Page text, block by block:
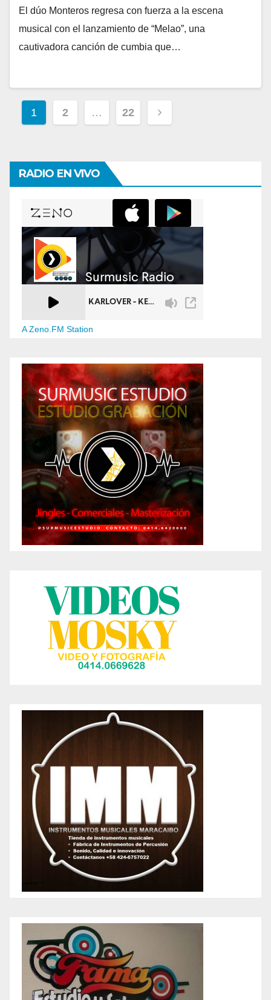
El dúo Monteros regresa con fuerza a la escena
musical con el lanzamiento de “Melao”, una
cautivadora canción de cumbia que…
Paginación
entradas
1 2 … 22
RADIO EN VIVO
A Zeno.FM Station